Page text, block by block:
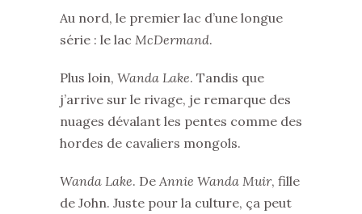
Au nord, le premier lac d’une longue
série : le lac McDermand.
Plus loin, Wanda Lake. Tandis que
j’arrive sur le rivage, je remarque des
nuages dévalant les pentes comme des
hordes de cavaliers mongols.
Wanda Lake. De Annie Wanda Muir, fille
de John. Juste pour la culture, ça peut